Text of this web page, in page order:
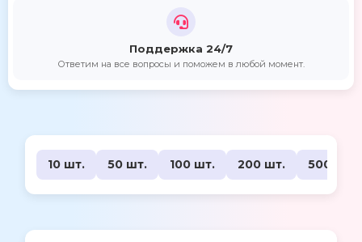
Поддержка 24/7
Ответим на все вопросы и поможем в любой момент.
10 шт. 50 шт. 100 шт. 200 шт. 500 шт.